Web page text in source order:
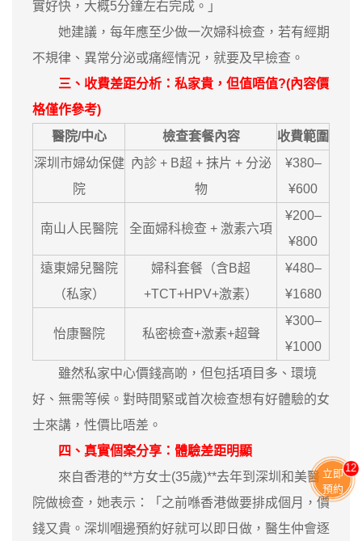
實好快，大概5分鐘左右完成。」
她建議，每年應至少做一次婦科檢查，若有經期
不規律、異常分泌或痛經情況，就要及早檢查。
三、收費差距分析：私家貴，但值唔值?(內容價
格僅作參考)
醫院/中心
檢查套餐內容
收費範圍
深圳市婦幼保健
院
內診 + B超 + 抹片 + 分泌
物
¥380–
¥600
南山人民醫院 全面婦科檢查 + 激素六項
¥200–
¥800
遠東婦兒醫院
（私家）
婦科套餐（含B超
+TCT+HPV+激素）
¥480–
¥1680
怡康醫院 私密檢查+激素+超聲
¥300–
¥1000
雖然私家中心價錢高啲，但包括項目多、環境
好、無需等候。對時間緊或首次檢查想有好體驗的女
士來講，性價比唔差。
四、真實個案分享：體驗差距明顯
來自香港的**方女士(35歲)**去年到深圳和美醫
院做檢查，她表示：「之前喺香港做要排成個月，價
錢又貴。深圳嗰邊預約好就可以即日做，醫生仲會逐
立即
預約
13